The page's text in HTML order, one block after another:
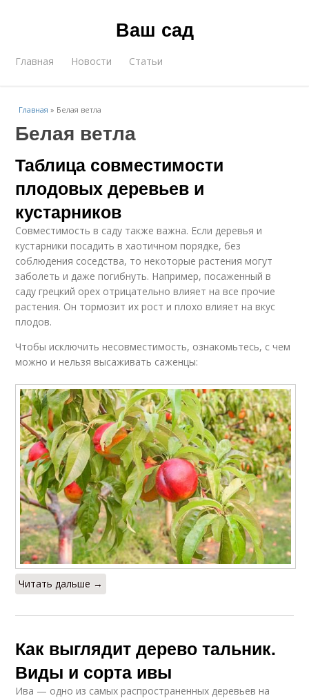
Ваш сад
Главная Новости Статьи
Главная » Белая ветла
Белая ветла
Таблица совместимости
плодовых деревьев и
кустарников
Совместимость в саду также важна. Если деревья и
кустарники посадить в хаотичном порядке, без
соблюдения соседства, то некоторые растения могут
заболеть и даже погибнуть. Например, посаженный в
саду грецкий орех отрицательно влияет на все прочие
растения. Он тормозит их рост и плохо влияет на вкус
плодов.
Чтобы исключить несовместимость, ознакомьтесь, с чем
можно и нельзя высаживать саженцы:
Читать дальше →
Как выглядит дерево тальник.
Виды и сорта ивы
Ива — одно из самых распространенных деревьев на